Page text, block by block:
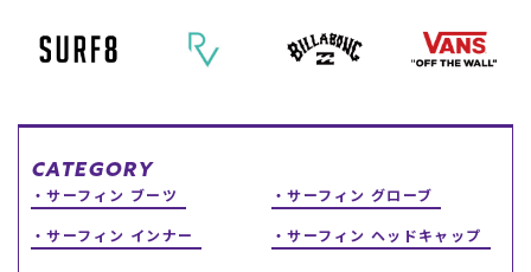
サーフTOP
スノーTOP
スケートTOP
CATEGORY
サーフィン ブーツ
サーフィン グローブ
サーフィン インナー
サーフィン ヘッドキャップ